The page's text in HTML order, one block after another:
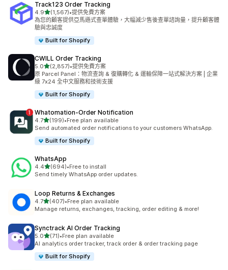
Track123 Order Tracking
4.9滿分 5 顆星
(1,567)
共有 1567 則評價
•提供免費方案
為您的顧客提供亞馬遜式查單體驗，大幅減少售後查單諮詢量，提升顧客體
驗與忠誠度
Built for Shopify
CWILL Order Tracking
5.0滿分 5 顆星
(2,857)
共有 2857 則評價
•提供免費方案
原 Parcel Panel：物流查詢 & 復購轉化 & 運輸保障一站式解決方案 | 企業
級 7x24 全中文服務和技術支援
Built for Shopify
Whatomation‑Order Notification
4.7滿分 5 顆星
(199)
共有 199 則評價
•Free plan available
Send automated order notifications to your customers WhatsApp.
Built for Shopify
WhatsApp
4.4滿分 5 顆星
(694)
共有 694 則評價
•Free to install
Send timely WhatsApp order updates.
Loop Returns & Exchanges
4.7滿分 5 顆星
(407)
共有 407 則評價
•Free plan available
Manage returns, exchanges, tracking, order editing & more!
Synctrack AI Order Tracking
5.0滿分 5 顆星
(71)
共有 71 則評價
•Free plan available
AI analytics order tracker, track order & order tracking page
Built for Shopify